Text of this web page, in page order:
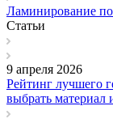
Ламинирование
Статьи
9 апреля 2026
Рейтинг лучшего
выбрать материал